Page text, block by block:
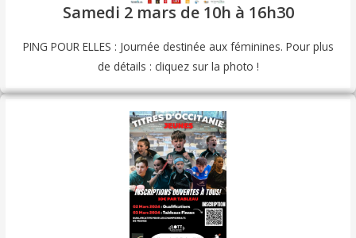
Samedi 2 mars de 10h à 16h30
PING POUR ELLES : Journée destinée aux féminines. Pour plus
de détails : cliquez sur la photo !